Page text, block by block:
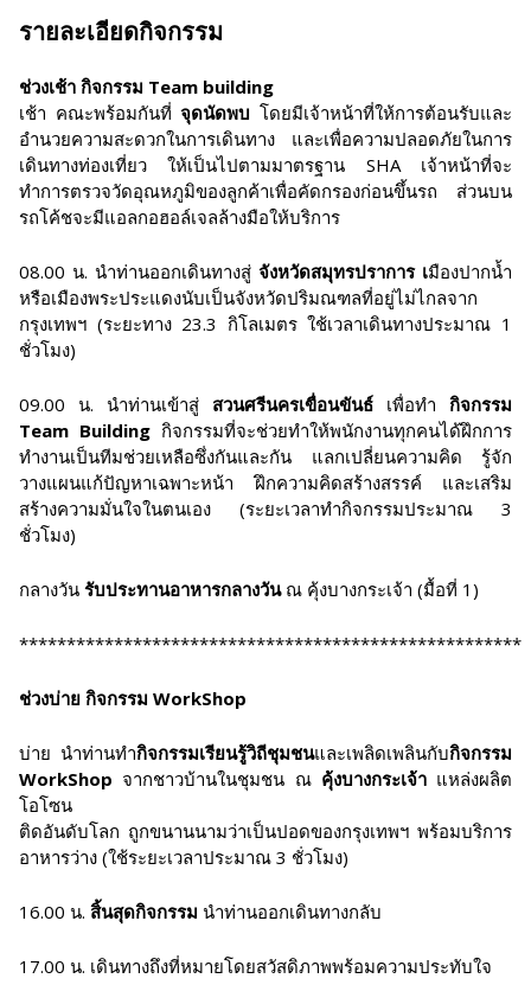
รายละเอียดกิจกรรม
ช่วงเช้า กิจกรรม Team building
เช้า คณะพร้อมกันที่จุดนัดพบโดยมีเจ้าหน้าที่ให้การต้อนรับและ
อำนวยความสะดวกในการเดินทาง และเพื่อความปลอดภัยในการ
เดินทางท่องเที่ยว ให้เป็นไปตามมาตรฐาน SHA เจ้าหน้าที่จะ
ทำการตรวจวัดอุณหภูมิของลูกค้าเพื่อคัดกรองก่อนขึ้นรถ ส่วนบน
รถโค้ชจะมีแอลกอฮอล์เจลล้างมือให้บริการ
08.00 น. นำท่านออกเดินทางสู่ จังหวัดสมุทรปราการ เมืองปากน้ำ
หรือเมืองพระประแดงนับเป็นจังหวัดปริมณฑลที่อยู่ไม่ไกลจาก
กรุงเทพฯ (ระยะทาง 23.3 กิโลเมตร ใช้เวลาเดินทางประมาณ 1
ชั่วโมง)
09.00 น. นำท่านเข้าสู่ สวนศรีนครเขื่อนขันธ์ เพื่อทำ กิจกรรม
Team Building กิจกรรมที่จะช่วยทำให้พนักงานทุกคนได้ฝึกการ
ทำงานเป็นทีมช่วยเหลือซึ่งกันและกัน แลกเปลี่ยนความคิด รู้จัก
วางแผนแก้ปัญหาเฉพาะหน้า ฝึกความคิดสร้างสรรค์ และเสริม
สร้างความมั่นใจในตนเอง (ระยะเวลาทำกิจกรรมประมาณ 3
ชั่วโมง)
กลางวัน รับประทานอาหารกลางวัน ณ คุ้งบางกระเจ้า (มื้อที่ 1)
*****************************************************
ช่วงบ่าย กิจกรรม WorkShop
บ่าย นำท่านทำกิจกรรมเรียนรู้วิถีชุมชนและเพลิดเพลินกับกิจกรรม
WorkShop จากชาวบ้านในชุมชน ณ คุ้งบางกระเจ้าแหล่งผลิต
โอโซน
ติดอันดับโลก ถูกขนานนามว่าเป็นปอดของกรุงเทพฯ พร้อมบริการ
อาหารว่าง (ใช้ระยะเวลาประมาณ 3 ชั่วโมง)
16.00 น. สิ้นสุดกิจกรรม นำท่านออกเดินทางกลับ
17.00 น. เดินทางถึงที่หมายโดยสวัสดิภาพพร้อมความประทับใจ